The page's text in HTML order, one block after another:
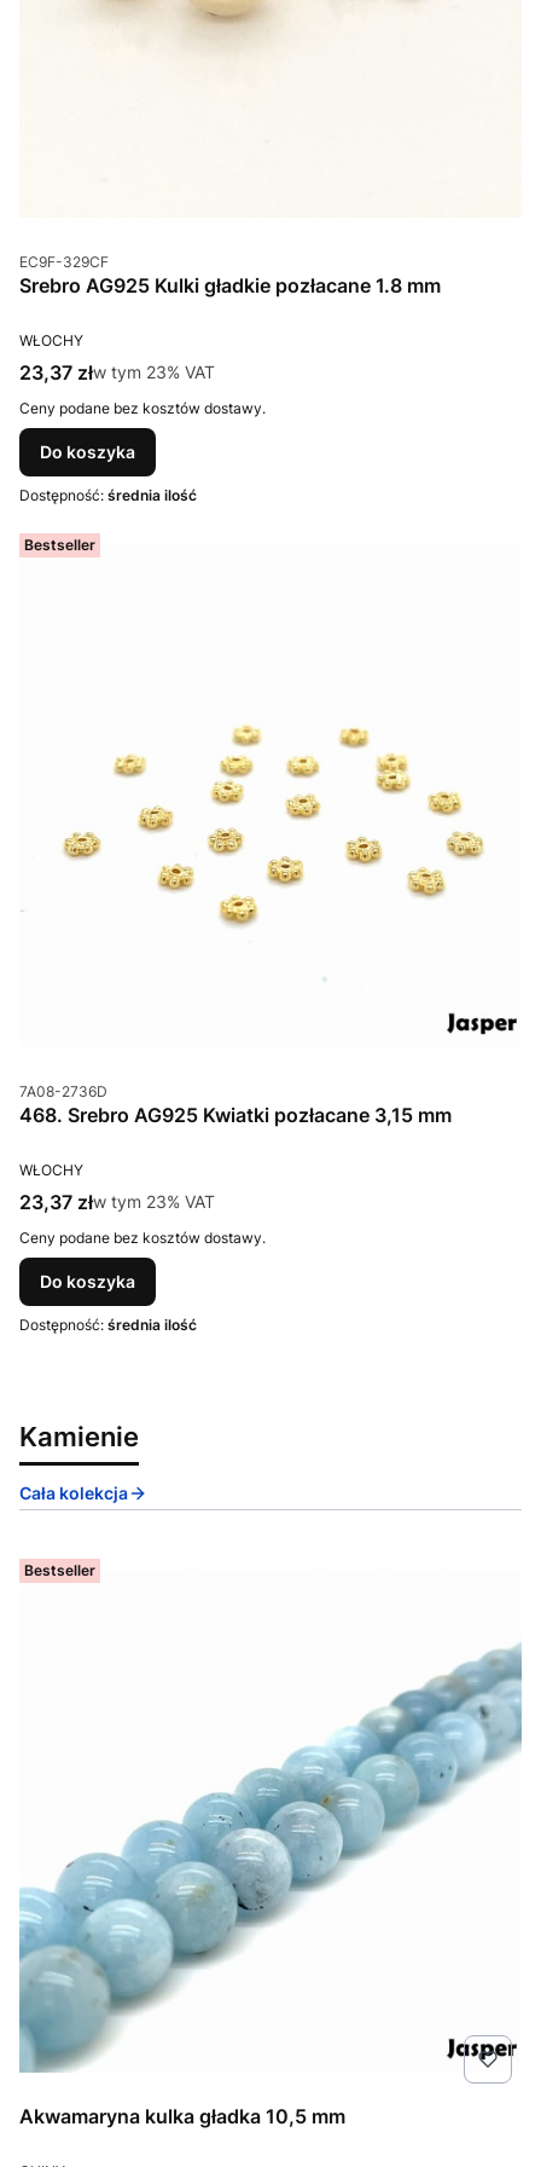
Kod produktu
EC9F-329CF
Srebro AG925 Kulki gładkie pozłacane 1.8 mm
PRODUCENT
WŁOCHY
Cena brutto
23,37 złw tym %s VAT
w tym 23% VAT
Ceny podane bez kosztów dostawy.
Do koszyka
Dostępność: średnia ilość
Bestseller
Kod produktu
7A08-2736D
468. Srebro AG925 Kwiatki pozłacane 3,15 mm
PRODUCENT
WŁOCHY
Cena brutto
23,37 złw tym %s VAT
w tym 23% VAT
Ceny podane bez kosztów dostawy.
Do koszyka
Dostępność: średnia ilość
Kamienie
Cała kolekcja
Bestseller
Akwamaryna kulka gładka 10,5 mm